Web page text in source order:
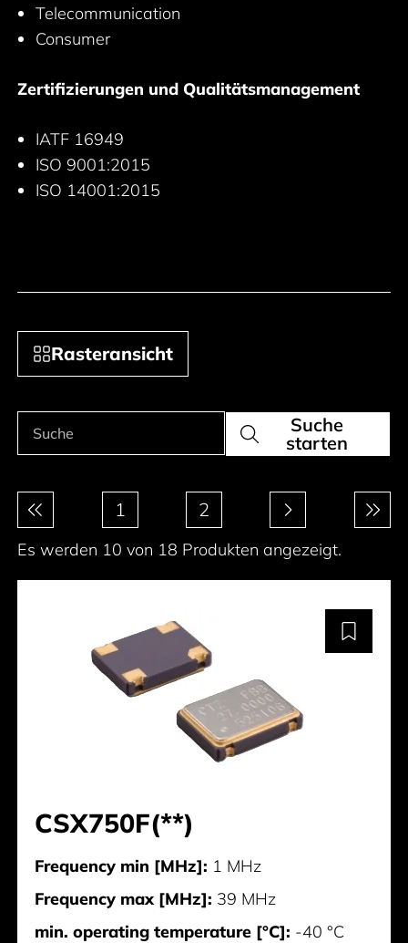
Telecommunication
Consumer
Zertifizierungen und Qualitätsmanagement
IATF 16949
ISO 9001:2015
ISO 14001:2015
Rasteransicht
Suche
Suche
starten
Paginierung 1 2
Es werden 10 von 18 Produkten angezeigt.
CSX750F(**)
Frequency min [MHz]: 1 MHz
Frequency max [MHz]: 39 MHz
min. operating temperature [°C]: -40 °C